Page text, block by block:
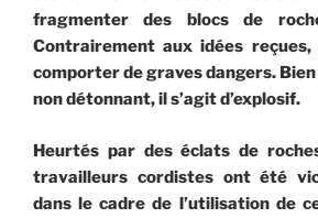
fragmenter des blocs de
Contrairement aux idées
comporter de graves dangers.
non détonnant, il s’agit d’explosif.
Heurtés par des éclats de
travailleurs cordistes ont été
dans le cadre de l’utilisation de